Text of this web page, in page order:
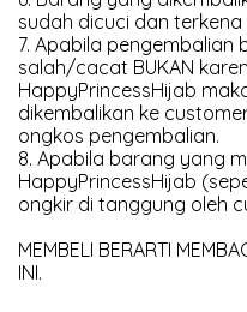
sudah dicuci dan terkena
7. Apabila pengembalian
salah/cacat BUKAN
HappyPrincessHijab
dikembalikan ke
ongkos pengembalian.
8. Apabila barang yang
HappyPrincessHijab
ongkir di tanggung oleh
MEMBELI BERARTI
INI.